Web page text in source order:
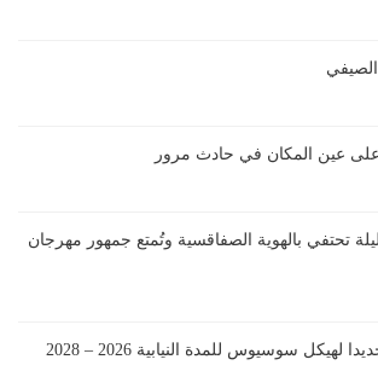
الصيفي
عين المكان في حادث مرور
تحتفي بالهوية الصفاقسية وتُمتع جمهور مهرجان
سوسيوس للمدة النيابية 2026 – 2028